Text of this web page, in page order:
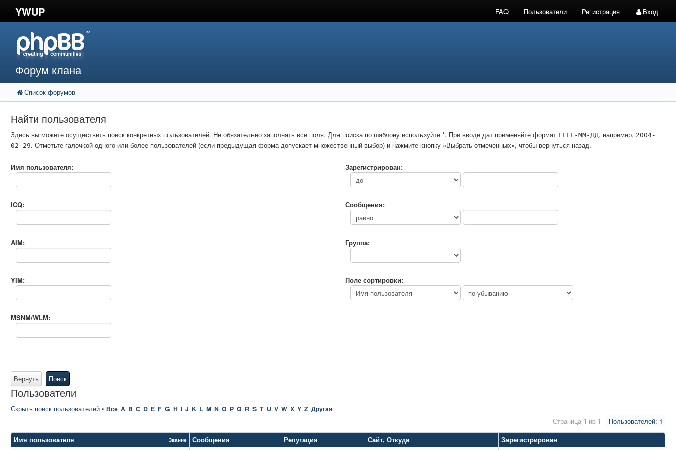
YWUP FAQ Пользователи Регистрация Вход
Форум клана
Список форумов
Найти пользователя
Здесь вы можете осуществить поиск конкретных пользователей. Не обязательно заполнять все поля. Для поиска по шаблону используйте *. При вводе дат применяйте формат ГГГГ-ММ-ДД, например, 2004-
02-29. Отметьте галочкой одного или более пользователей (если предыдущая форма допускает множественный выбор) и нажмите кнопку «Выбрать отмеченных», чтобы вернуться назад.
Имя пользователя:
ICQ:
AIM:
YIM:
MSNM/WLM:
Зарегистрирован:
Сообщения:
Группа:
Поле сортировки:
Вернуть Поиск
Пользователи
Скрыть поиск пользователей • Все A B C D E F G H I J K L M N O P Q R S T U V W X Y Z Другая
Пользователей: 1
Страница 1 из 1
Имя пользователя
Звание Сообщения Репутация Сайт, Откуда
Зарегистрирован